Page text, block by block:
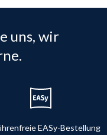
uns, wir
EASy-Bestellung